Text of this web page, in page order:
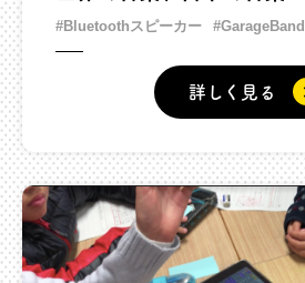
#Bluetoothスピーカー #GarageBand
詳しく見る